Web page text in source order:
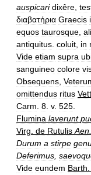
auspicari dixêre
διαβατήρια Graecis
equos taurosque
antiquitus coluit in
Vide etiam supra
sanguineo colore
Obsequens
omittendus ritus Vett
Carm 8 v. 525
Flumina laverunt
Virg de Rutulis Aen
Durum a stirpe
Deferimus
Vide eundem Barth